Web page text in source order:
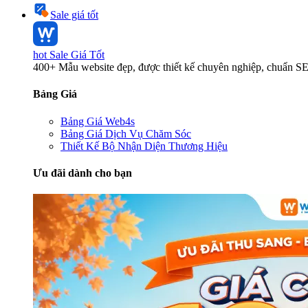
Sale giá tốt
hot Sale Giá Tốt
400+ Mẫu website đẹp, được thiết kế chuyên nghiệp, chuẩn
Bảng Giá
Bảng Giá Web4s
Bảng Giá Dịch Vụ Chăm Sóc
Thiết Kế Bộ Nhận Diện Thương Hiệu
Ưu đãi dành cho bạn